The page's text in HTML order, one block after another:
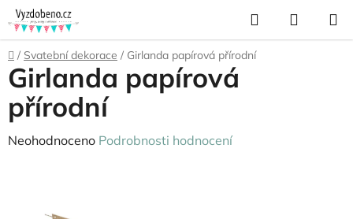
Přejít
na
obsah
Hledat
KOŠÍK
Domů
/ Svatební dekorace / Girlanda papírová přírodní
Girlanda papírová
přírodní
Průměrné
Neohodnoceno Podrobnosti hodnocení